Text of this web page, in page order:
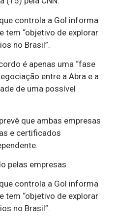
controla a Gol informa
tem “objetivo de explorar
no Brasil”.
é apenas uma “fase
entre a Abra e a
de uma possível
que ambas empresas
e certificados
pelas empresas
controla a Gol informa
tem “objetivo de explorar
no Brasil”.